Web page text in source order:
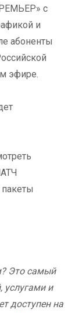
с
и
абоненты
эфире.
Это самый
услугами и
доступен на